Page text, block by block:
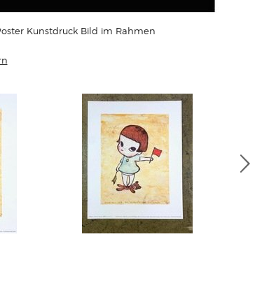
Kunstdruck Bild im Rahmen